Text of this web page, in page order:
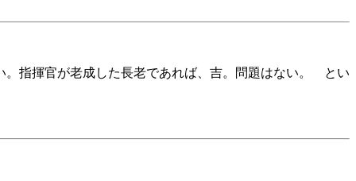
指揮官が老成した長老であれば、吉。問題はない。 とい